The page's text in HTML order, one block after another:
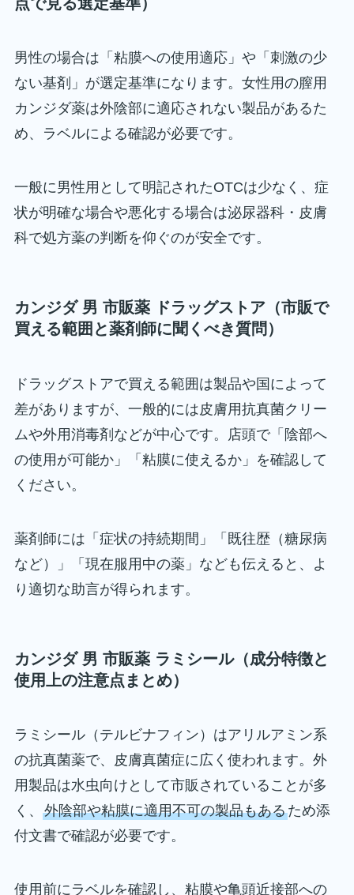
男性の場合は「粘膜への使用適応」や「刺激の少
ない基剤」が選定基準になります。女性用の膣用
カンジダ薬は外陰部に適応されない製品があるた
め、ラベルによる確認が必要です。
一般に男性用として明記されたOTCは少なく、症
状が明確な場合や悪化する場合は泌尿器科・皮膚
科で処方薬の判断を仰ぐのが安全です。
カンジダ 男 市販薬 ドラッグストア（市販で
買える範囲と薬剤師に聞くべき質問）
ドラッグストアで買える範囲は製品や国によって
差がありますが、一般的には皮膚用抗真菌クリー
ムや外用消毒剤などが中心です。店頭で「陰部へ
の使用が可能か」「粘膜に使えるか」を確認して
ください。
薬剤師には「症状の持続期間」「既往歴（糖尿病
など）」「現在服用中の薬」なども伝えると、よ
り適切な助言が得られます。
カンジダ 男 市販薬 ラミシール（成分特徴と
使用上の注意点まとめ）
ラミシール（テルビナフィン）はアリルアミン系
の抗真菌薬で、皮膚真菌症に広く使われます。外
用製品は水虫向けとして市販されていることが多
く、 外陰部や粘膜に適用不可の製品もあるため添
付文書で確認が必要です。
使用前にラベルを確認し、粘膜や亀頭近接部への